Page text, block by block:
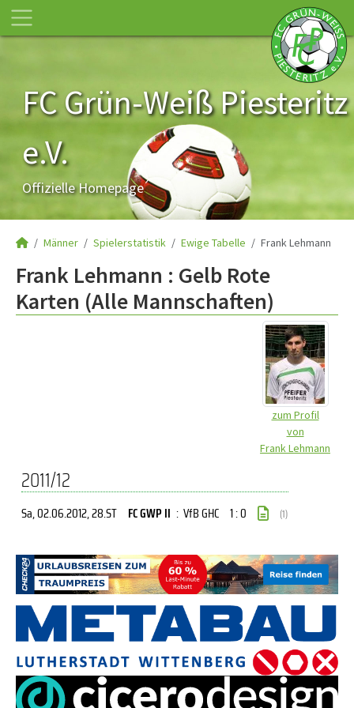
FC Grün-Weiß Piesteritz
e.V.
Offizielle Homepage
Männer Spielerstatistik Ewige Tabelle Frank Lehmann
Frank Lehmann : Gelb Rote
Karten (Alle Mannschaften)
zum Profil
von
Frank Lehmann
2011/12
Sa, 02.06.2012, 28.ST FC GWP II : VfB GHC 1 : 0 (1)